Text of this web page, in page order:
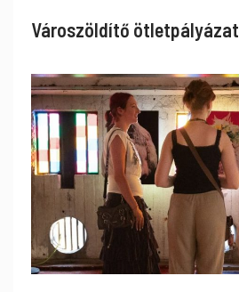
Városzöldítő ötletpályázat